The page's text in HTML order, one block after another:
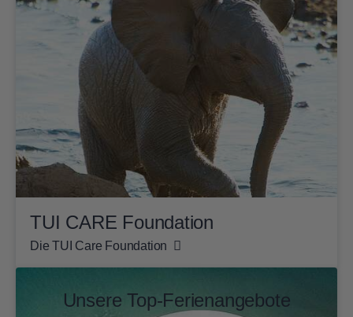
TUI CARE Foundation
Die TUI Care Foundation
Unsere Top-Ferienangebote